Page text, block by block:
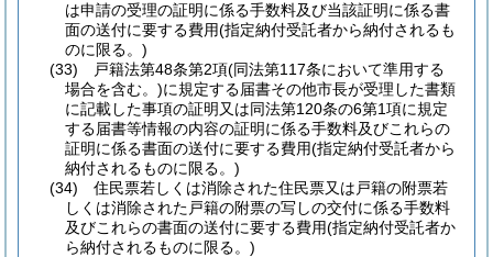
は申請の受理の証明に係る手数料及び当該証明に係る書
面の送付に要する費用(指定納付受託者から納付されるも
のに限る。)
(33)
戸籍法第48条第2項(同法第117条において準用する
場合を含む。)に規定する届書その他市長が受理した書類
に記載した事項の証明又は同法第120条の6第1項に規定
する届書等情報の内容の証明に係る手数料及びこれらの
証明に係る書面の送付に要する費用(指定納付受託者から
納付されるものに限る。)
(34)
住民票若しくは消除された住民票又は戸籍の附票若
しくは消除された戸籍の附票の写しの交付に係る手数料
及びこれらの書面の送付に要する費用(指定納付受託者か
ら納付されるものに限る。)